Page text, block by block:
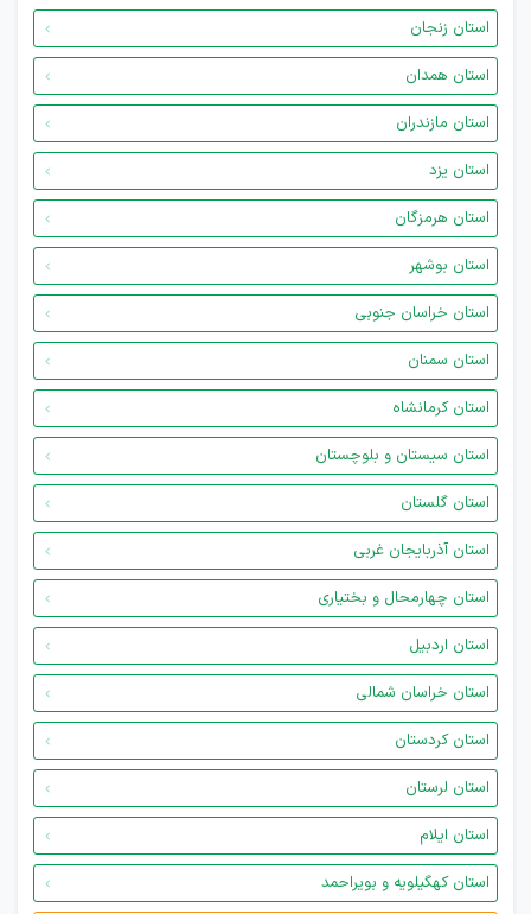
استان زنجان
استان همدان
استان مازندران
استان یزد
استان هرمزگان
استان بوشهر
استان خراسان جنوبی
استان سمنان
استان کرمانشاه
استان سیستان و بلوچستان
استان گلستان
استان آذربایجان غربی
استان چهارمحال و بختیاری
استان اردبیل
استان خراسان شمالی
استان کردستان
استان لرستان
استان ایلام
استان کهگیلویه و بویراحمد